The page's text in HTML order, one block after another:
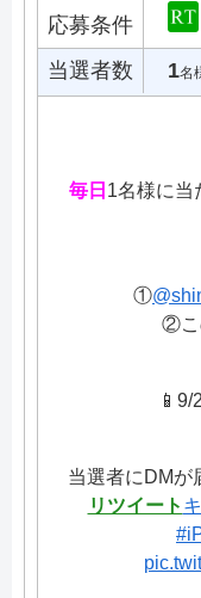
応募条件
当選者数
1名
毎日 1名様に当
①
②こ
📱9/
当選者にDM
リツイート